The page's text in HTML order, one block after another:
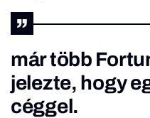
már több
jelezte, hogy
céggel.